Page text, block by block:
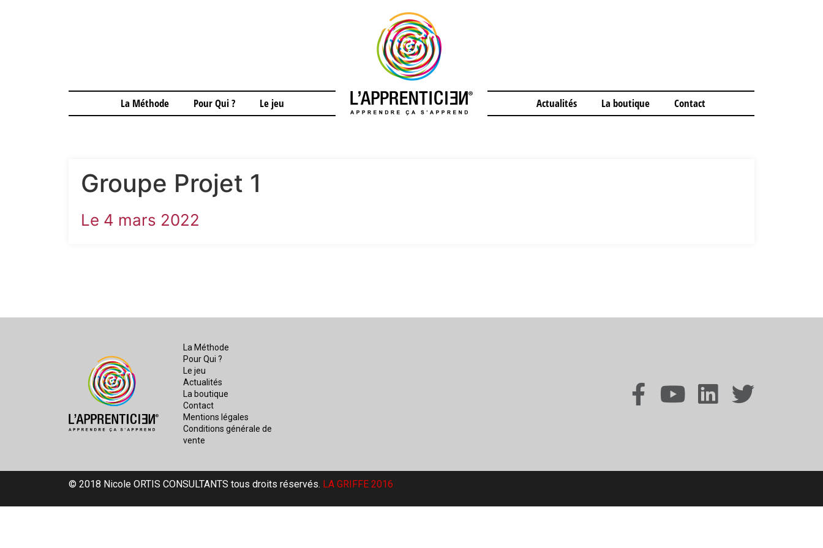
La Méthode Pour Qui ? Le jeu Actualités La boutique Contact
Groupe Projet 1
Le 4 mars 2022
La Méthode
Pour Qui ?
Le jeu
Actualités
La boutique
Contact
Mentions légales
Conditions générale de
vente
© 2018 Nicole ORTIS CONSULTANTS tous droits réservés. LA GRIFFE 2016​